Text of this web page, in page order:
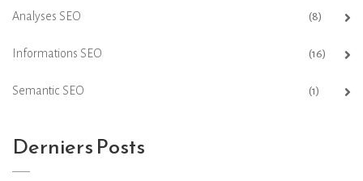
Analyses SEO (8)
Informations SEO (16)
Semantic SEO (1)
Derniers Posts